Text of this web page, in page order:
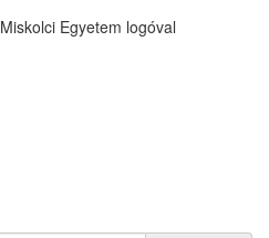
Egyetem logóval